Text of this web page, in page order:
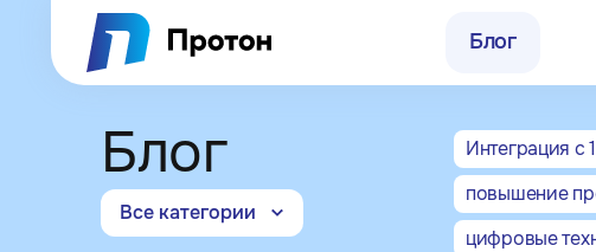
Блог
г. Нижний Новгород,
Блог
Все категории
Интеграция с
повышение
цифровые